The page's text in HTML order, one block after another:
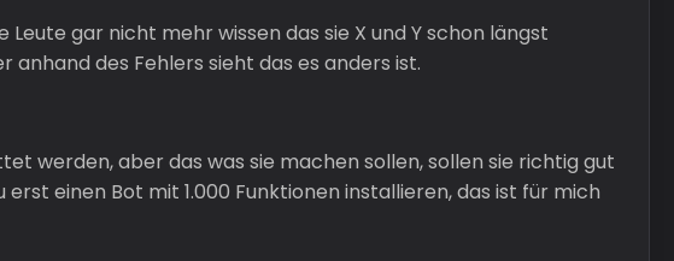
gar nicht mehr wissen das sie X und Y schon längst
des Fehlers sieht das es anders ist.
werden, aber das was sie machen sollen, sollen sie richtig gut
einen Bot mit 1.000 Funktionen installieren, das ist für mich